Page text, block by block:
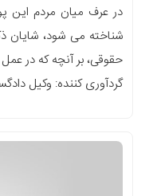
در عرف میان مردم این
شناخته می شود، شایان
حقوقی، بر آنچه که در
گردآوری کننده: وکیل